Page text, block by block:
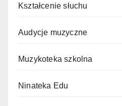
Kształcenie słuchu
Audycje muzyczne
Muzykoteka szkolna
Ninateka Edu